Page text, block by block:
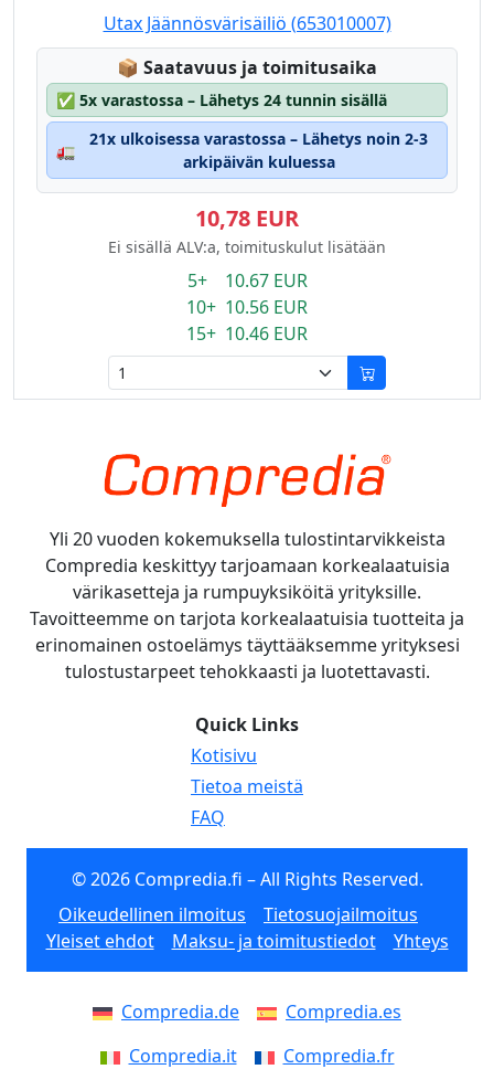
Utax Jäännösvärisäiliö (653010007)
📦 Lagerstatus:
Saatavuus ja toimitusaika
✅ 5x varastossa – Lähetys 24 tunnin sisällä
🚛
21x ulkoisessa varastossa – Lähetys noin 2-3
arkipäivän kuluessa
10,78 EUR
Ei sisällä ALV:a, toimituskulut lisätään
5+ 10.67 EUR
10+ 10.56 EUR
15+ 10.46 EUR
Yli 20 vuoden kokemuksella tulostintarvikkeista
Compredia keskittyy tarjoamaan korkealaatuisia
värikasetteja ja rumpuyksiköitä yrityksille.
Tavoitteemme on tarjota korkealaatuisia tuotteita ja
erinomainen ostoelämys täyttääksemme yrityksesi
tulostustarpeet tehokkaasti ja luotettavasti.
Quick Links
Kotisivu
Tietoa meistä
FAQ
© 2026 Compredia.fi – All Rights Reserved.
Oikeudellinen ilmoitus
Tietosuojailmoitus
Yleiset ehdot
Maksu- ja toimitustiedot Yhteys
Compredia.de
Compredia.es
Compredia.it
Compredia.fr